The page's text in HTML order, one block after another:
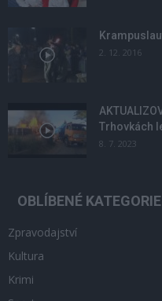
2. 12. 2016
Trhovkách
8. 7. 2023
OBLÍBENÉ KATEGORIE
Zpravodajství
Kultura
Krimi